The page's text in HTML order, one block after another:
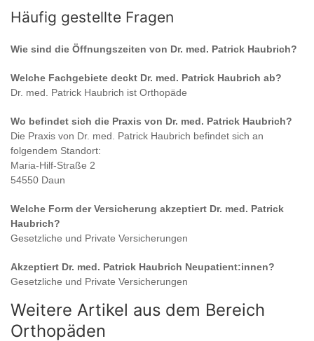
Häufig gestellte Fragen
Wie sind die Öffnungszeiten von Dr. med. Patrick Haubrich?
Welche Fachgebiete deckt Dr. med. Patrick Haubrich ab?
Dr. med. Patrick Haubrich ist Orthopäde
Wo befindet sich die Praxis von Dr. med. Patrick Haubrich?
Die Praxis von Dr. med. Patrick Haubrich befindet sich an
folgendem Standort:
Maria-Hilf-Straße 2
54550 Daun
Welche Form der Versicherung akzeptiert Dr. med. Patrick
Haubrich?
Gesetzliche und Private Versicherungen
Akzeptiert Dr. med. Patrick Haubrich Neupatient:innen?
Gesetzliche und Private Versicherungen
Weitere Artikel aus dem Bereich
Orthopäden